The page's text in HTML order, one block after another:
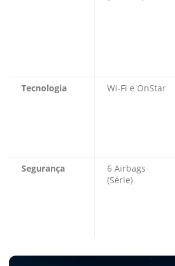
Tecnologia
Wi-Fi e OnStar
Segurança
6 Airbags
(Série)